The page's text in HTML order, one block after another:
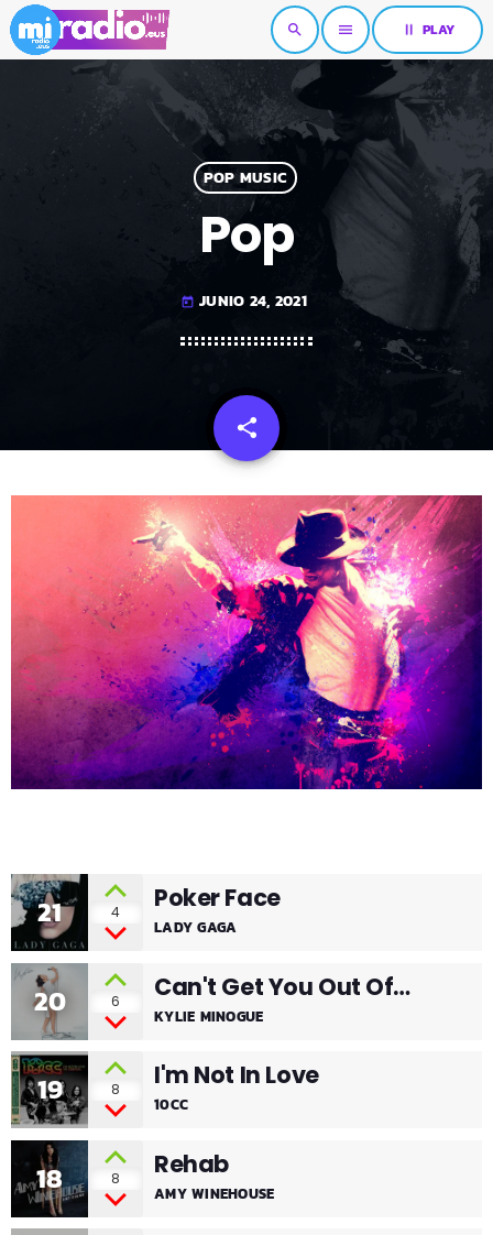
search menu pause PLAY
POP MUSIC
Pop
today JUNIO 24, 2021
share
email
18 8 Rehab
AMY WINEHOUSE
19 8 I'm Not In Love
10CC
20 6
Can't Get You Out Of
KYLIE MINOGUE
21 4 Poker Face
LADY GAGA